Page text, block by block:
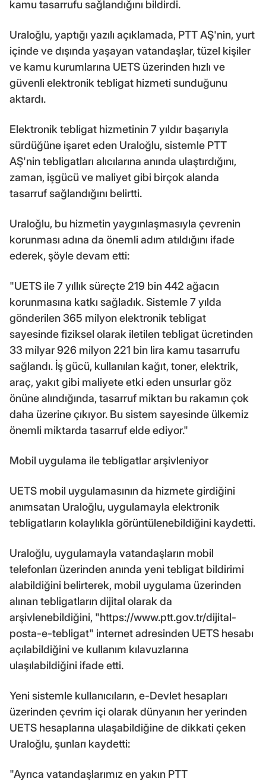
kamu tasarrufu sağlandığını bildirdi.
Uraloğlu, yaptığı yazılı açıklamada, PTT AŞ'nin, yurt
içinde ve dışında yaşayan vatandaşlar, tüzel kişiler
ve kamu kurumlarına UETS üzerinden hızlı ve
güvenli elektronik tebligat hizmeti sunduğunu
aktardı.
Elektronik tebligat hizmetinin 7 yıldır başarıyla
sürdüğüne işaret eden Uraloğlu, sistemle PTT
AŞ'nin tebligatları alıcılarına anında ulaştırdığını,
zaman, işgücü ve maliyet gibi birçok alanda
tasarruf sağlandığını belirtti.
Uraloğlu, bu hizmetin yaygınlaşmasıyla çevrenin
korunması adına da önemli adım atıldığını ifade
ederek, şöyle devam etti:
"UETS ile 7 yıllık süreçte 219 bin 442 ağacın
korunmasına katkı sağladık. Sistemle 7 yılda
gönderilen 365 milyon elektronik tebligat
sayesinde fiziksel olarak iletilen tebligat ücretinden
33 milyar 926 milyon 221 bin lira kamu tasarrufu
sağlandı. İş gücü, kullanılan kağıt, toner, elektrik,
araç, yakıt gibi maliyete etki eden unsurlar göz
önüne alındığında, tasarruf miktarı bu rakamın çok
daha üzerine çıkıyor. Bu sistem sayesinde ülkemiz
önemli miktarda tasarruf elde ediyor."
Mobil uygulama ile tebligatlar arşivleniyor
UETS mobil uygulamasının da hizmete girdiğini
anımsatan Uraloğlu, uygulamayla elektronik
tebligatların kolaylıkla görüntülenebildiğini kaydetti.
Uraloğlu, uygulamayla vatandaşların mobil
telefonları üzerinden anında yeni tebligat bildirimi
alabildiğini belirterek, mobil uygulama üzerinden
alınan tebligatların dijital olarak da
arşivlenebildiğini, "https://www.ptt.gov.tr/dijital-
posta-e-tebligat" internet adresinden UETS hesabı
açılabildiğini ve kullanım kılavuzlarına
ulaşılabildiğini ifade etti.
Yeni sistemle kullanıcıların, e-Devlet hesapları
üzerinden çevrim içi olarak dünyanın her yerinden
UETS hesaplarına ulaşabildiğine de dikkati çeken
Uraloğlu, şunları kaydetti:
"Ayrıca vatandaşlarımız en yakın PTT